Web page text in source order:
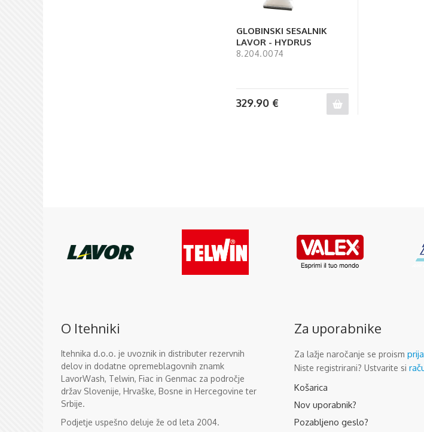
GLOBINSKI SESALNIK
LAVOR - HYDRUS
8.204.0074
329.90 €
O Itehniki
Itehnika d.o.o. je uvoznik in distributer rezervnih
delov in dodatne opremeblagovnih znamk
LavorWash, Telwin, Fiac in Genmac za področje
držav Slovenije, Hrvaške, Bosne in Hercegovine ter
Srbije.
Podjetje uspešno deluje že od leta 2004.
Za uporabnike
Za lažje naročanje se proism
Niste registrirani? Ustvarite si
Košarica
Nov uporabnik?
Pozabljeno geslo?